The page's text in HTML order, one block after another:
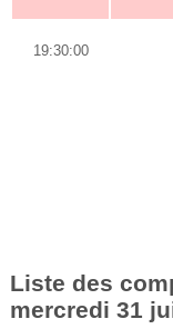
19:30:00
Liste des
mercredi 31